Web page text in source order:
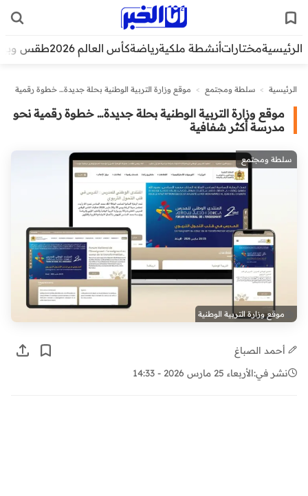
الرئيسيةمختاراتأنشطة ملكيةرياضةكأس العالم 2026 طقس
الرئيسية > سلطة ومجتمع >
موقع وزارة التربية الوطنية بحلة جديدة… خطوة رقمية
موقع وزارة التربية الوطنية بحلة جديدة… خطوة رقمية نحو
مدرسة أكثر شفافية
سلطة ومجتمع
موقع وزارة التربية الوطنية
أحمد الصباغ
نشر في:الأربعاء 25 مارس 2026 - 14:33